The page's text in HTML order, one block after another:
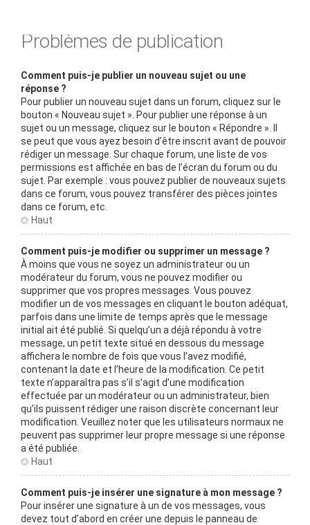
Problèmes de publication
Comment puis-je publier un nouveau sujet ou une
réponse ?
Pour publier un nouveau sujet dans un forum, cliquez sur le
bouton « Nouveau sujet ». Pour publier une réponse à un
sujet ou un message, cliquez sur le bouton « Répondre ». Il
se peut que vous ayez besoin d’être inscrit avant de pouvoir
rédiger un message. Sur chaque forum, une liste de vos
permissions est affichée en bas de l’écran du forum ou du
sujet. Par exemple : vous pouvez publier de nouveaux sujets
dans ce forum, vous pouvez transférer des pièces jointes
dans ce forum, etc.
Haut
Comment puis-je modifier ou supprimer un message ?
À moins que vous ne soyez un administrateur ou un
modérateur du forum, vous ne pouvez modifier ou
supprimer que vos propres messages. Vous pouvez
modifier un de vos messages en cliquant le bouton adéquat,
parfois dans une limite de temps après que le message
initial ait été publié. Si quelqu’un a déjà répondu à votre
message, un petit texte situé en dessous du message
affichera le nombre de fois que vous l’avez modifié,
contenant la date et l’heure de la modification. Ce petit
texte n’apparaîtra pas s’il s’agit d’une modification
effectuée par un modérateur ou un administrateur, bien
qu’ils puissent rédiger une raison discrète concernant leur
modification. Veuillez noter que les utilisateurs normaux ne
peuvent pas supprimer leur propre message si une réponse
a été publiée.
Haut
Comment puis-je insérer une signature à mon message ?
Pour insérer une signature à un de vos messages, vous
devez tout d’abord en créer une depuis le panneau de